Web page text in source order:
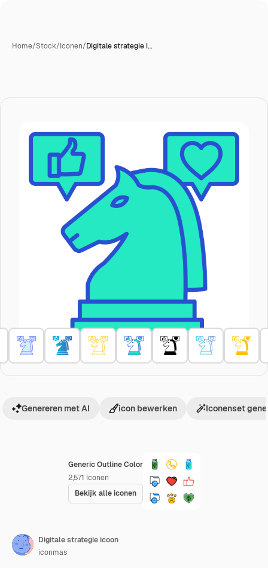
Home/Stock/Iconen/Digitale strategie i…
Generic Outline Color
2,571 Iconen
Bekijk alle iconen
Genereren met AI icon bewerken Iconenset
Digitale strategie icoon
iconmas